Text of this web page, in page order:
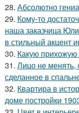
28. Абсолютно
29. Кому-то
наша заказчица
в стильный акцент
30. Какую
31. Лицо не менять,
сделанное в
32. Квартира в
доме постройки